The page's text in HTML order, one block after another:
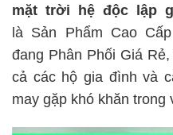
mặt trời hệ độc lập
là Sản Phẩm Cao
đang Phân Phối Giá
cả các hộ gia đình và
may gặp khó khăn trong